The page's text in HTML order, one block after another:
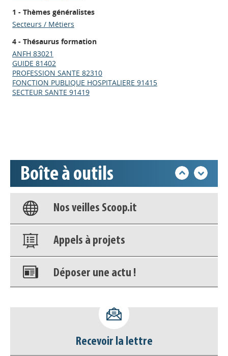
1 - Thèmes généralistes
Secteurs / Métiers
4 - Thésaurus formation
ANFH 83021
GUIDE 81402
PROFESSION SANTE 82310
FONCTION PUBLIQUE HOSPITALIERE 91415
SECTEUR SANTE 91419
Boîte à outils
Appels à projets
Base documentaire
Nos veilles Scoop.it
Appels à projets
Déposer une actu !
déconnecter)
Base documentaire
Recevoir la lettre